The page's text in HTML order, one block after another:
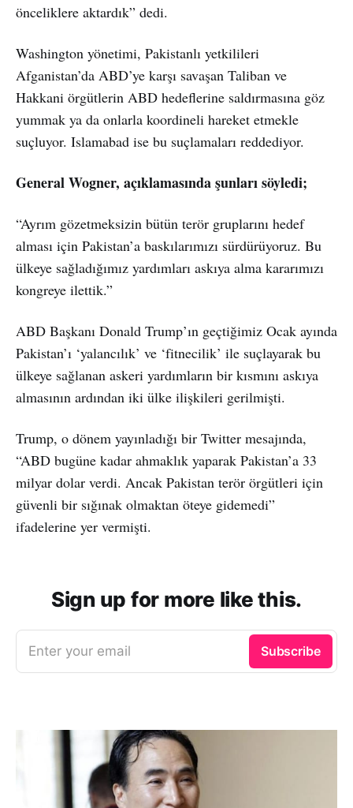
önceliklere aktardık” dedi.
Washington yönetimi, Pakistanlı yetkilileri
Afganistan’da ABD’ye karşı savaşan Taliban ve
Hakkani örgütlerin ABD hedeflerine saldırmasına göz
yummak ya da onlarla koordineli hareket etmekle
suçluyor. Islamabad ise bu suçlamaları reddediyor.
General Wogner, açıklamasında şunları söyledi;
“Ayrım gözetmeksizin bütün terör gruplarını hedef
alması için Pakistan’a baskılarımızı sürdürüyoruz. Bu
ülkeye sağladığımız yardımları askıya alma kararımızı
kongreye ilettik.”
ABD Başkanı Donald Trump’ın geçtiğimiz Ocak ayında
Pakistan’ı ‘yalancılık’ ve ‘fitnecilik’ ile suçlayarak bu
ülkeye sağlanan askeri yardımların bir kısmını askıya
almasının ardından iki ülke ilişkileri gerilmişti.
Trump, o dönem yayınladığı bir Twitter mesajında,
“ABD bugüne kadar ahmaklık yaparak Pakistan’a 33
milyar dolar verdi. Ancak Pakistan terör örgütleri için
güvenli bir sığınak olmaktan öteye gidemedi”
ifadelerine yer vermişti.
Sign up for more like this.
Enter your email Subscribe